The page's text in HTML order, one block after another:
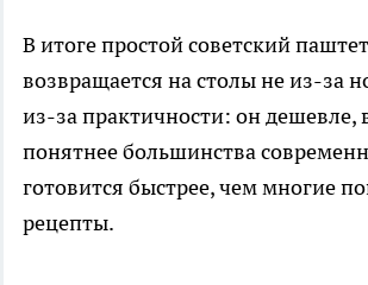
В итоге простой советский паштет
возвращается на столы не из-за
из-за практичности: он дешевле,
понятнее большинства
готовится быстрее, чем многие
рецепты.